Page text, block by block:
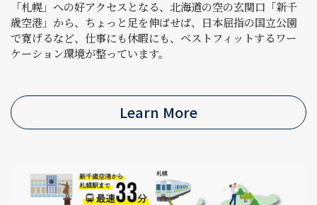
「札幌」への好アクセスとなる、北海道の空の玄関口「新千
歳空港」から、ちょっと足を伸ばせば、日本屈指の国立公園
で寛げるなど、仕事にも休暇にも、ベストフィットするワー
ケーション環境が整っています。
Learn More